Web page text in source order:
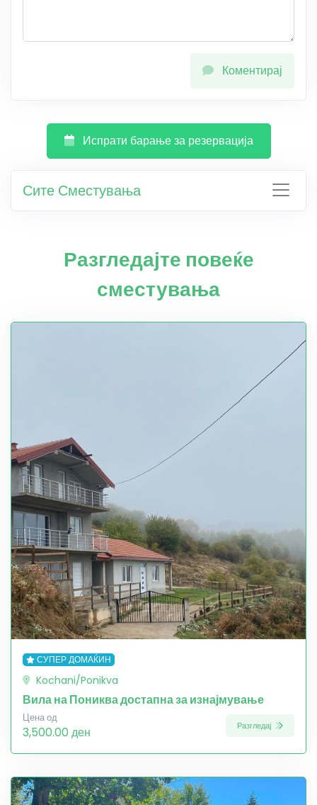
Коментирај
Испрати барање за резервација
Сите Сместувања
Разгледајте повеќе
сместувања
СУПЕР ДОМАЌИН
Kochani/Ponikva
Вила на Пониква достапна за изнајмување
Цена од
3,500.00 ден Разгледај